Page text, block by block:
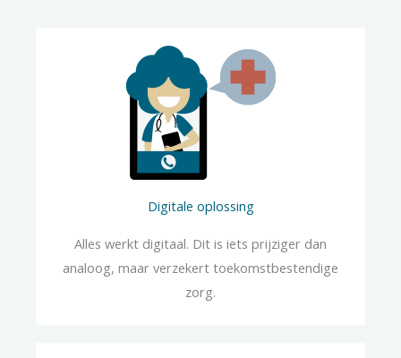
Digitale oplossing
Alles werkt digitaal. Dit is iets prijziger dan
analoog, maar verzekert toekomstbestendige
zorg.